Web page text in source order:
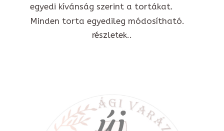
egyedi kívánság szerint a tortákat.
Minden torta egyedileg módosítható.
részletek..